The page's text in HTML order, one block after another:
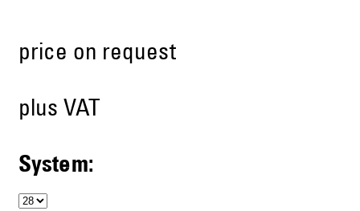
price on request
plus VAT
System: